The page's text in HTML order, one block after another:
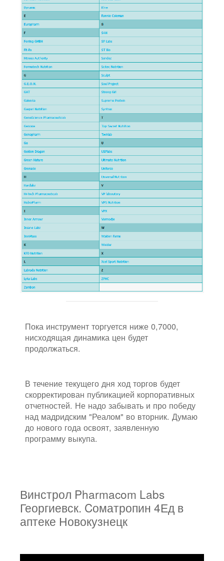
Пока инструмент торгуется ниже 0,7000,
нисходящая динамика цен будет
продолжаться.
В течение текущего дня ход торгов будет
скорректирован публикацией корпоративных
отчетностей. Не надо забывать и про победу
над мадридским "Реалом" во вторник. Думаю
до нового года освоят, заявленную
программу выкупа.
Винстрол Pharmacom Labs
Георгиевск. Cоматропин 4Ед в
аптеке Новокузнецк